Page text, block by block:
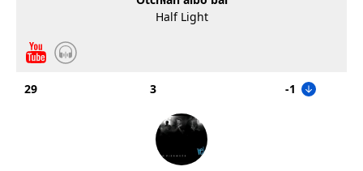
Half Light
29 3 -1